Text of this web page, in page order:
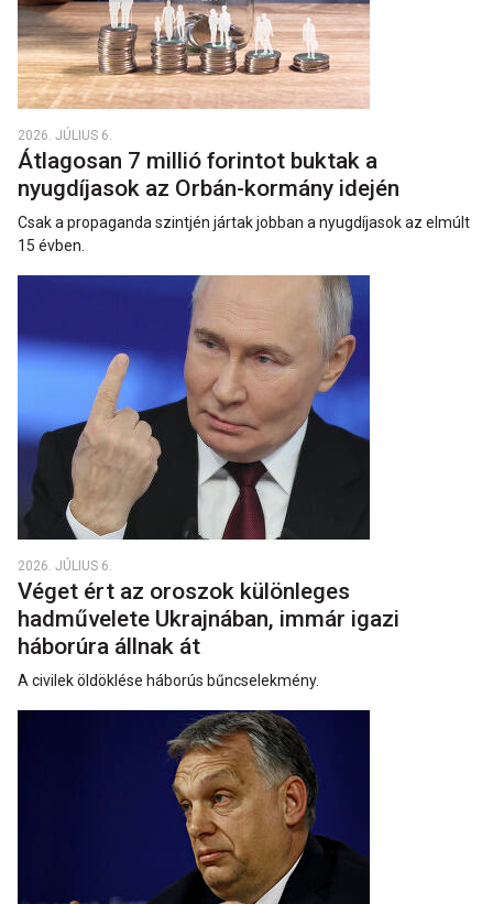
2026. JÚLIUS 6.
Átlagosan 7 millió forintot buktak a
nyugdíjasok az Orbán-kormány idején
Csak a propaganda szintjén jártak jobban a nyugdíjasok az elmúlt
15 évben.
2026. JÚLIUS 6.
Véget ért az oroszok különleges
hadművelete Ukrajnában, immár igazi
háborúra állnak át
A civilek öldöklése háborús bűncselekmény.